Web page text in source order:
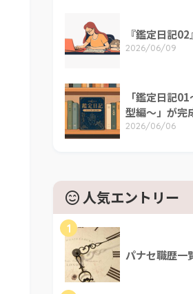
『鑑定日記
2026/06/09
「鑑定日記
型編～」が完
2026/06/06
人気エントリー
1
パナセ職歴